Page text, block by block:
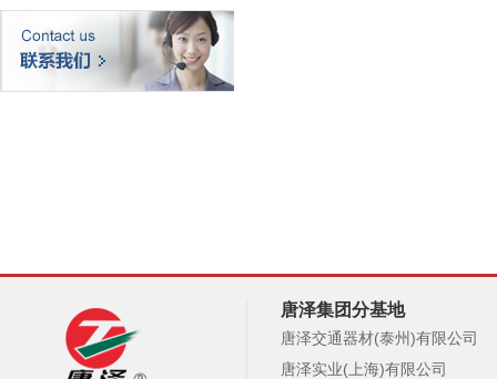
唐泽集团分基地
唐泽交通器材(泰州)有限公司
唐泽实业(上海)有限公司